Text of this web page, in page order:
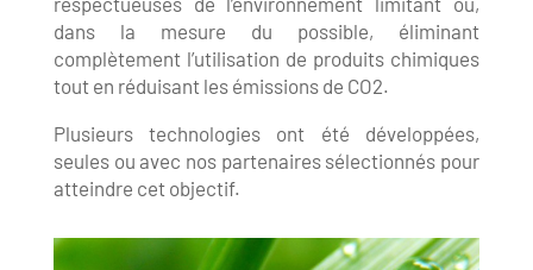
dans la mesure du possible, éliminant
complètement l’utilisation de produits chimiques
tout en réduisant les émissions de CO2.
Plusieurs technologies ont été développées,
seules ou avec nos partenaires sélectionnés pour
atteindre cet objectif.